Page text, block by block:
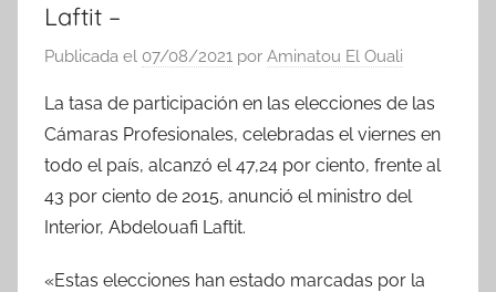
Laftit –
Publicada el 07/08/2021 por Aminatou El Ouali
La tasa de participación en las elecciones de las
Cámaras Profesionales, celebradas el viernes en
todo el país, alcanzó el 47,24 por ciento, frente al
43 por ciento de 2015, anunció el ministro del
Interior, Abdelouafi Laftit.
«Estas elecciones han estado marcadas por la